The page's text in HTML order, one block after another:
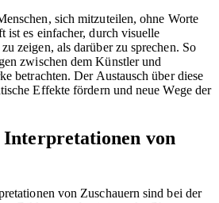
sich mitzuteilen, ohne Worte
ist es einfacher, durch visuelle
zeigen, als darüber zu sprechen. So
zwischen dem Künstler und
betrachten. Der Austausch über diese
Effekte fördern und neue Wege der
Interpretationen von
von Zuschauern sind bei der